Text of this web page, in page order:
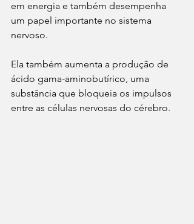
em energia e também desempenha
um papel importante no sistema
nervoso.
Ela também aumenta a produção de
ácido gama-aminobutírico, uma
substância que bloqueia os impulsos
entre as células nervosas do cérebro.